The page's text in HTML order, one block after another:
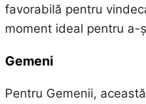
favorabilă pentru
moment ideal pentru a-
Gemeni
Pentru Gemenii,